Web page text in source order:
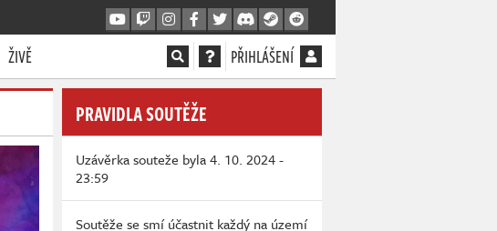
ŽIVĚ PŘIHLÁŠENÍ
PRAVIDLA SOUTĚŽE
Uzávěrka souteže byla 4. 10. 2024 -
23:59
Soutěže se smí účastnit každý na území